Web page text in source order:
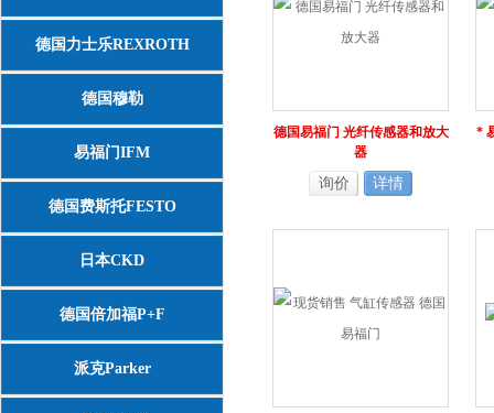
德国力士乐REXROTH
德国穆勒
易福门IFM
德国费斯托FESTO
日本CKD
德国倍加福P+F
派克Parker
德国易福门 光纤传感器和放大
器
询价 详情
*